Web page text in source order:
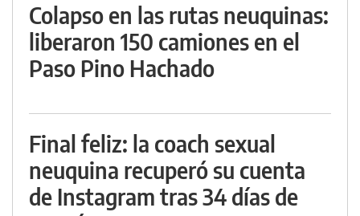
Colapso en las rutas neuquinas:
liberaron 150 camiones en el
Paso Pino Hachado
Final feliz: la coach sexual
neuquina recuperó su cuenta
de Instagram tras 34 días de